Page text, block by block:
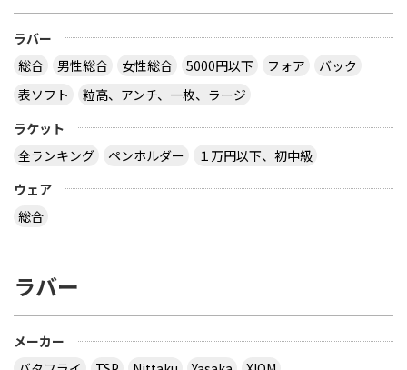
ラバー
総合
男性総合 女性総合 5000円以下 フォア
バック
表ソフト
粒高、アンチ、一枚、ラージ
ラケット
全ランキング
ペンホルダー
１万円以下、初中級
ウェア
総合
ラバー
メーカー